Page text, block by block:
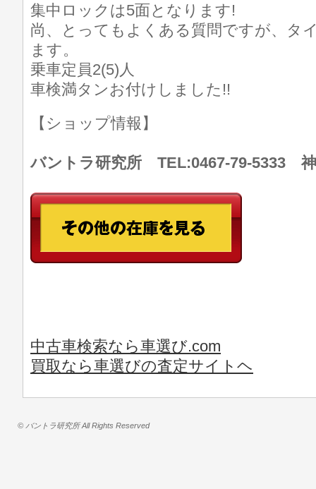
集中ロックは5面となります!
尚、とってもよくある質問ですが、タ
ます。
乗車定員2(5)人
車検満タンお付けしました!!
【ショップ情報】
バントラ研究所 TEL:0467-79-5333 神
中古車検索なら車選び.com
買取なら車選びの査定サイトヘ
© バントラ研究所 All Rights Reserved